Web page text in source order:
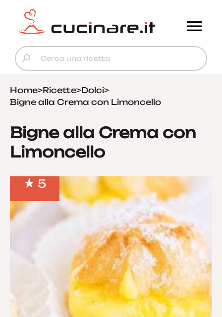
Home>Ricette>Dolci>
Bigne alla Crema con Limoncello
Bigne alla Crema con
Limoncello
5